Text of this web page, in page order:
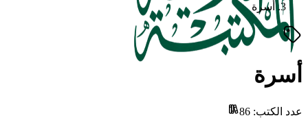
أسرة
أسرة
عدد الكتب:
86